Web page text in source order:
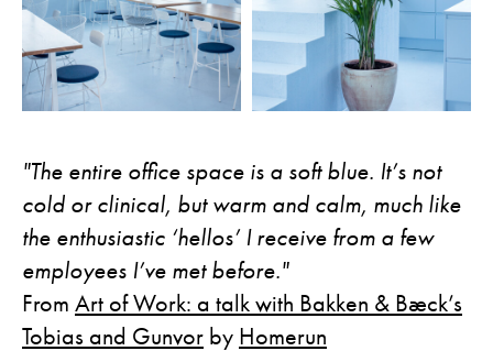
"The entire office space is a soft blue. It’s not
cold or clinical, but warm and calm, much like
the enthusiastic ‘hellos’ I receive from a few
employees I’ve met before."
From Art of Work: a talk with Bakken & Bæck’s
Tobias and Gunvor by Homerun